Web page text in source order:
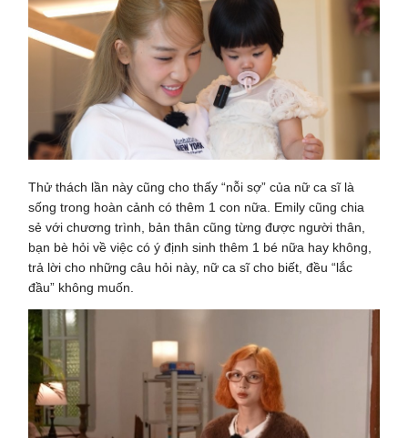
Thử thách lần này cũng cho thấy “nỗi sợ” của nữ ca sĩ là
sống trong hoàn cảnh có thêm 1 con nữa. Emily cũng chia
sẻ với chương trình, bản thân cũng từng được người thân,
bạn bè hỏi về việc có ý định sinh thêm 1 bé nữa hay không,
trả lời cho những câu hỏi này, nữ ca sĩ cho biết, đều “lắc
đầu” không muốn.